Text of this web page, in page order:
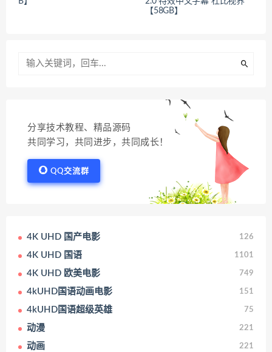
【58GB】
分享技术教程、精品源码
共同学习，共同进步，共同成长！
QQ交流群
4K UHD 国产电影 126
4K UHD 国语 1101
4K UHD 欧美电影 749
4kUHD国语动画电影 151
4kUHD国语超级英雄 75
动漫 221
动画 221